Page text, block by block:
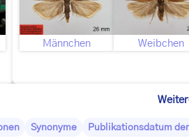
Männchen Weibchen
Synonyme Publikationsdatum